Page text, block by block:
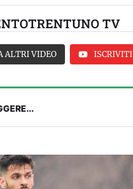
TV
ALTRI VIDEO ISCRIVITI